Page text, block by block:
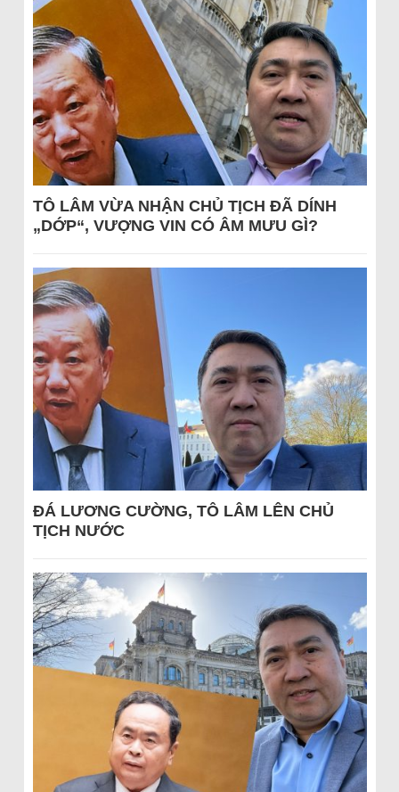
TÔ LÂM VỪA NHẬN CHỦ TỊCH ĐÃ DÍNH
„DỚP“, VƯỢNG VIN CÓ ÂM MƯU GÌ?
ĐÁ LƯƠNG CƯỜNG, TÔ LÂM LÊN CHỦ
TỊCH NƯỚC